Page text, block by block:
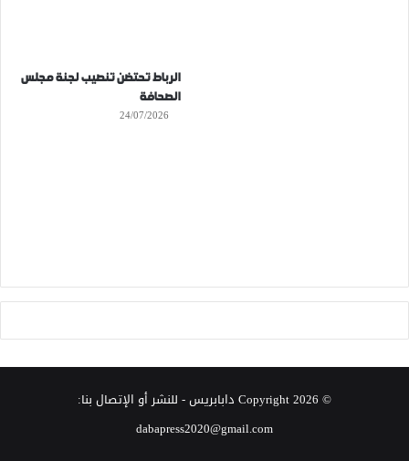
الرباط تحتضن تنصيب لجنة مجلس
الصحافة
24/07/2026
© Copyright 2026 دابابريس- للنشر أو الإتصال بنا:
dabapress2020@gmail.com